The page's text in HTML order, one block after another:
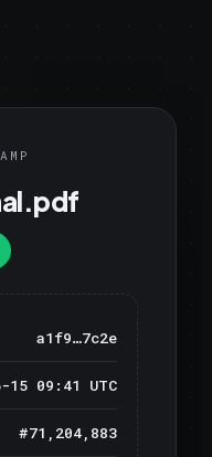
a1f9…7c2e
15 09:41 UTC
#71,204,883